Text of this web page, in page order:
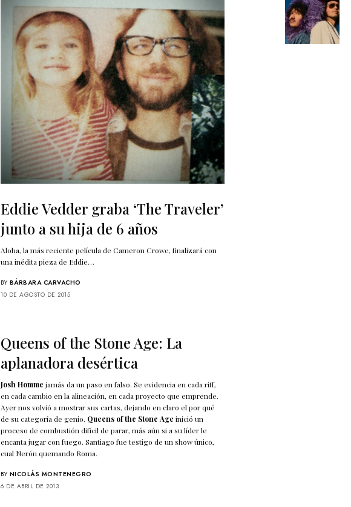
Eddie Vedder graba ‘The Traveler’
junto a su hija de 6 años
Aloha, la más reciente película de Cameron Crowe, finalizará con
una inédita pieza de Eddie…
BY BÁRBARA CARVACHO
10 DE AGOSTO DE 2015
Queens of the Stone Age: La
aplanadora desértica
Josh Homme jamás da un paso en falso. Se evidencia en cada riff,
en cada cambio en la alineación, en cada proyecto que emprende.
Ayer nos volvió a mostrar sus cartas, dejando en claro el por qué
de su categoría de genio. Queens of the Stone Age inició un
proceso de combustión difícil de parar, más aún si a su líder le
encanta jugar con fuego. Santiago fue testigo de un show único,
cual Nerón quemando Roma.
BY NICOLÁS MONTENEGRO
6 DE ABRIL DE 2013